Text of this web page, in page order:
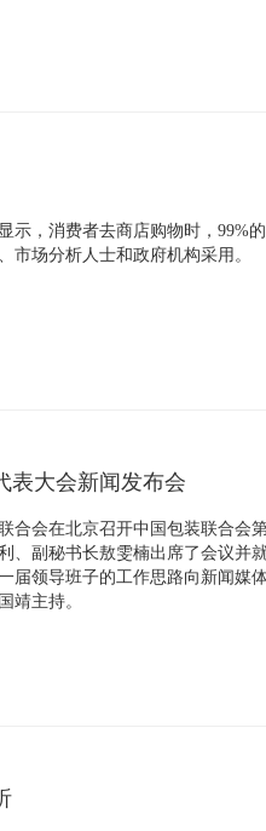
，消费者去商店购物时，99%
市场分析人士和政府机构采用。
表大会新闻发布会
合会在北京召开中国包装联合会
、副秘书长敖雯楠出席了会议并
届领导班子的工作思路向新闻媒
靖主持。